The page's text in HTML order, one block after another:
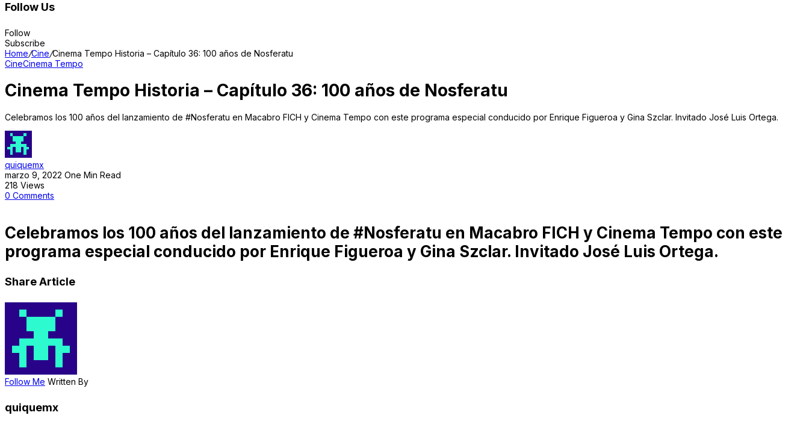
Follow Us
Follow
Subscribe
Home/Cine/Cinema Tempo Historia – Capítulo 36: 100 años de Nosferatu
CineCinema Tempo
Cinema Tempo Historia – Capítulo 36: 100 años de Nosferatu
Celebramos los 100 años del lanzamiento de #Nosferatu en Macabro FICH y Cinema Tempo con este programa especial conducido por Enrique Figueroa y Gina Szclar. Invitado José Luis Ortega.
quiquemx
marzo 9, 2022 One Min Read
218 Views
0 Comments
Celebramos los 100 años del lanzamiento de #Nosferatu en Macabro FICH y Cinema Tempo con este
programa especial conducido por Enrique Figueroa y Gina Szclar. Invitado José Luis Ortega.
Share Article
Follow Me Written By
quiquemx